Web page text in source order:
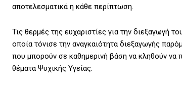
αποτελεσματικά η κάθε περίπτωση.
Τις θερμές της ευχαριστίες για την διεξαγωγή
οποία τόνισε την αναγκαιότητα διεξαγωγής
που μπορούν σε καθημερινή βάση να κληθούν να
θέματα Ψυχικής Υγείας.